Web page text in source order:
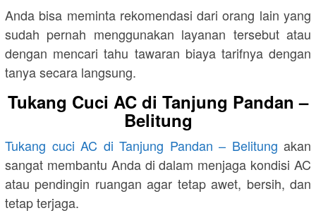
Anda bisa meminta rekomendasi dari orang lain yang
sudah pernah menggunakan layanan tersebut atau
dengan mencari tahu tawaran biaya tarifnya dengan
tanya secara langsung.
Tukang Cuci AC di Tanjung Pandan –
Belitung
Tukang cuci AC di Tanjung Pandan – Belitung akan
sangat membantu Anda di dalam menjaga kondisi AC
atau pendingin ruangan agar tetap awet, bersih, dan
tetap terjaga.